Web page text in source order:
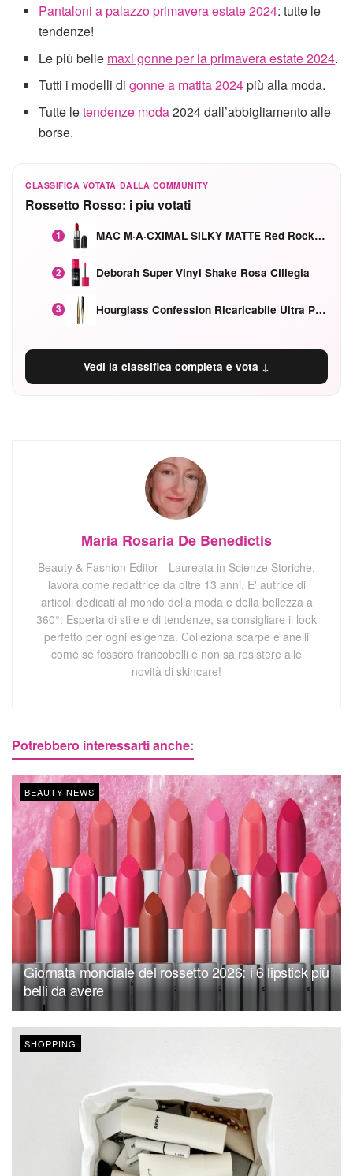
Pantaloni a palazzo primavera estate 2024: tutte le
tendenze!
Le più belle maxi gonne per la primavera estate 2024.
Tutti i modelli digonne a matita 2024più alla moda.
Tutte letendenze moda2024 dall’abbigliamento alle
borse.
CLASSIFICA VOTATA DALLA COMMUNITY
Rossetto Rosso: i piu votati
1 MAC M·A·CXIMAL SILKY MATTE Red Rock mat
2 Deborah Super Vinyl Shake Rosa Ciliegia
3 Hourglass Confession Ricaricabile Ultra Preciso Ad Alta Intensità Secretly Classic Red
Vedi la classifica completa e vota ↓
Maria Rosaria De Benedictis
Beauty & Fashion Editor - Laureata in Scienze Storiche,
lavora come redattrice da oltre 13 anni. E' autrice di
articoli dedicati al mondo della moda e della bellezza a
360°. Esperta di stile e di tendenze, sa consigliare il look
perfetto per ogni esigenza. Colleziona scarpe e anelli
come se fossero francobolli e non sa resistere alle
novità di skincare!
Potrebbero interessarti anche:
BEAUTY NEWS
Giornata mondiale del rossetto 2026: i 6 lipstick più
belli da avere
SHOPPING